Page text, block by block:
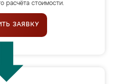
расчёта стоимости.
ЗАЯВКУ